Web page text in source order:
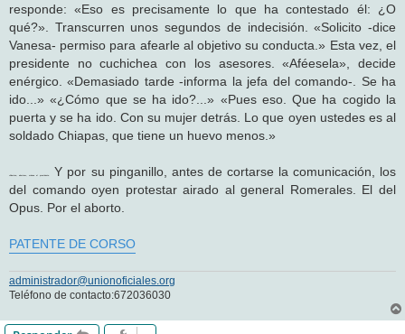
responde: «Eso es precisamente lo que ha contestado él: ¿O
qué?». Transcurren unos segundos de indecisión. «Solicito -dice
Vanesa- permiso para afearle al objetivo su conducta.» Esta vez, el
presidente no cuchichea con los asesores. «Aféesela», decide
enérgico. «Demasiado tarde -informa la jefa del comando-. Se ha
ido...» «¿Cómo que se ha ido?...» «Pues eso. Que ha cogido la
puerta y se ha ido. Con su mujer detrás. Lo que oyen ustedes es al
soldado Chiapas, que tiene un huevo menos.»
«Aborten, aborten», ordena el presidente.
Y por su pinganillo, antes de cortarse la comunicación, los
del comando oyen protestar airado al general Romerales. El del
Opus. Por el aborto.
PATENTE DE CORSO
administrador@unionoficiales.org
Teléfono de contacto:672036030